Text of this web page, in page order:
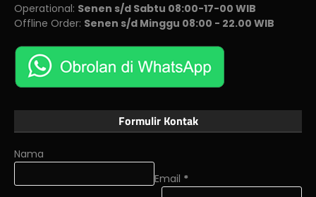
Operational: Senen s/d Sabtu 08:00-17-00 WIB
Offline Order: Senen s/d Minggu 08:00 - 22.00 WIB
Formulir Kontak
Nama
Email *